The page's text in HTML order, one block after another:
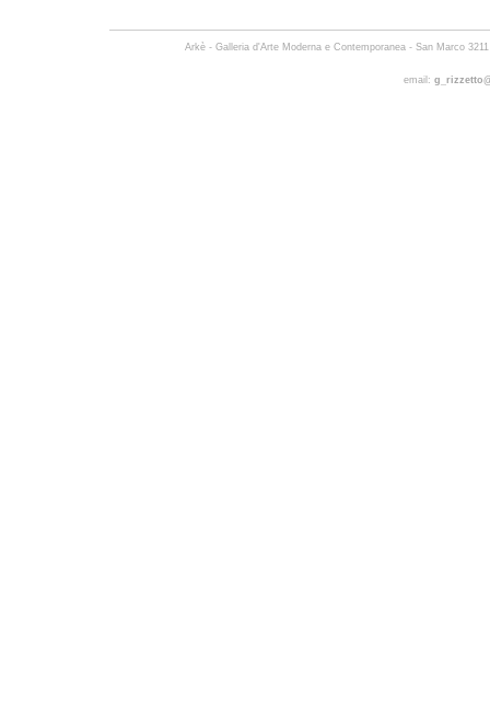
Arkè - Galleria d'Arte Moderna e Contemporanea - San Marco
email: